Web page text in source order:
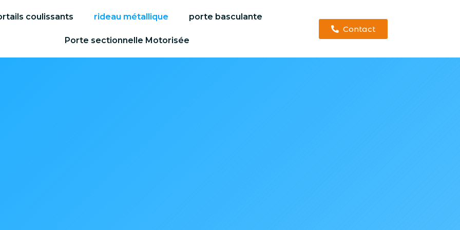
coulissants rideau métallique porte basculante
Porte sectionnelle Motorisée
Contact